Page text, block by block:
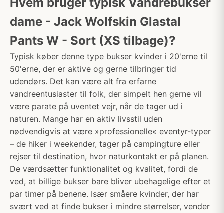
dame - Jack Wolfskin Glastal
Pants W - Sort (XS tilbage)?
Typisk køber denne type bukser kvinder i 20'erne til
50'erne, der er aktive og gerne tilbringer tid
udendørs. Det kan være alt fra erfarne
vandreentusiaster til folk, der simpelt hen gerne vil
være parate på uventet vejr, når de tager ud i
naturen. Mange har en aktiv livsstil uden
nødvendigvis at være »professionelle« eventyr-typer
– de hiker i weekender, tager på campingture eller
rejser til destination, hvor naturkontakt er på planen.
De værdsætter funktionalitet og kvalitet, fordi de
ved, at billige bukser bare bliver ubehagelige efter et
par timer på benene. Især småere kvinder, der har
svært ved at finde bukser i mindre størrelser, vender